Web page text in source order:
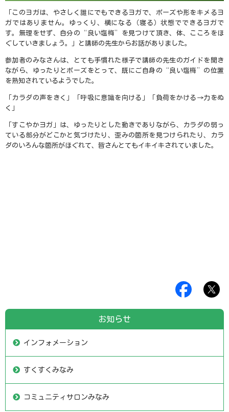
「このヨガは、やさしく誰にでもできるヨガで、ポーズや形をキメるヨ
ガではありません。ゆっくり、横になる（寝る）状態でできるヨガで
す。無理をせず、自分の“良い塩梅”を見つけて頂き、体、こころをほ
ぐしていきましょう。」と講師の先生からお話がありました。
参加者のみなさんは、とても手慣れた様子で講師の先生のガイドを聞き
ながら、ゆったりとポーズをとって、既にご自身の“良い塩梅”の位置
を熟知されているようでした。
「カラダの声をきく」「呼吸に意識を向ける」「負荷をかける→力をぬ
く」
「すこやかヨガ」は、ゆったりとした動きでありながら、カラダの弱っ
ている部分がどこかと気づけたり、歪みの箇所を見つけられたり、カラ
ダのいろんな箇所がほぐれて、皆さんとてもイキイキされていました。
お知らせ
インフォメーション
すくすくみなみ
コミュニティサロンみなみ